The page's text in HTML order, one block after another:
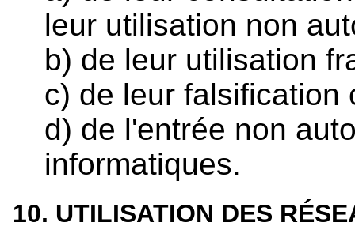
leur utilisation non
b) de leur utilisation
c) de leur falsification
d) de l'entrée non
informatiques.
10. UTILISATION DES